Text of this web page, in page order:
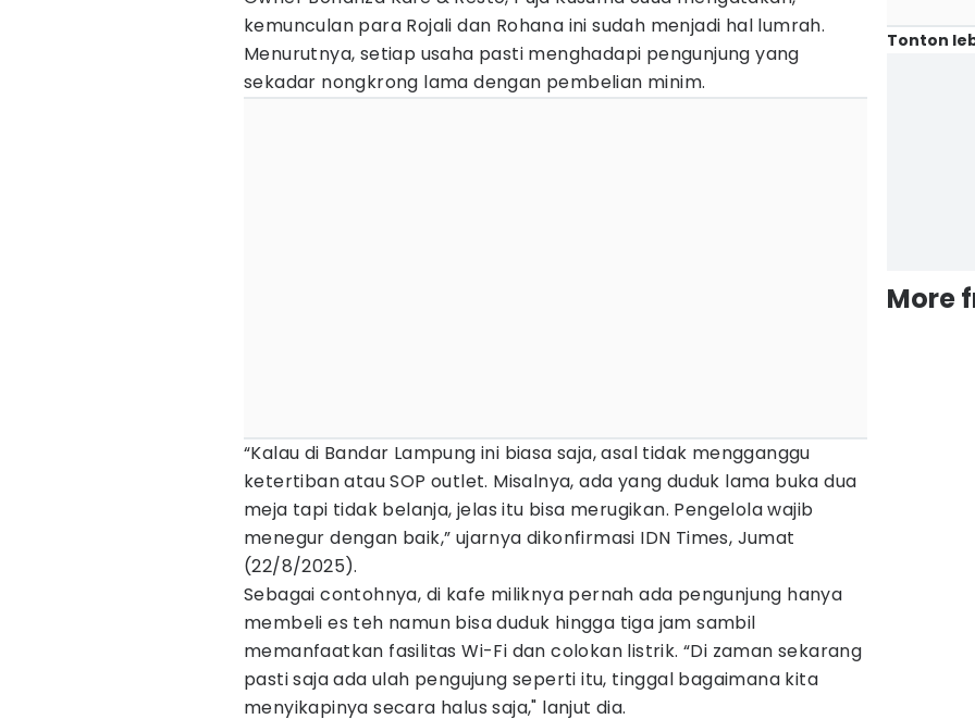
kemunculan para Rojali dan Rohana ini sudah menjadi hal lumrah.
Menurutnya, setiap usaha pasti menghadapi pengunjung yang
sekadar nongkrong lama dengan pembelian minim.
“Kalau di Bandar Lampung ini biasa saja, asal tidak mengganggu
ketertiban atau SOP outlet. Misalnya, ada yang duduk lama buka dua
meja tapi tidak belanja, jelas itu bisa merugikan. Pengelola wajib
menegur dengan baik,” ujarnya dikonfirmasi IDN Times, Jumat
(22/8/2025).
Sebagai contohnya, di kafe miliknya pernah ada pengunjung hanya
membeli es teh namun bisa duduk hingga tiga jam sambil
memanfaatkan fasilitas Wi-Fi dan colokan listrik. “Di zaman sekarang
pasti saja ada ulah pengujung seperti itu, tinggal bagaimana kita
menyikapinya secara halus saja," lanjut dia.
Tonton
More